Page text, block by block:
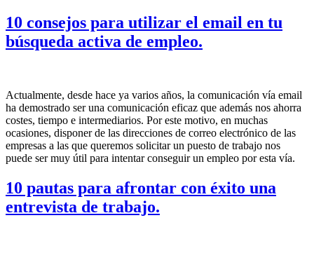
10 consejos para utilizar el email en tu
búsqueda activa de empleo.
Actualmente, desde hace ya varios años, la comunicación vía email
ha demostrado ser una comunicación eficaz que además nos ahorra
costes, tiempo e intermediarios. Por este motivo, en muchas
ocasiones, disponer de las direcciones de correo electrónico de las
empresas a las que queremos solicitar un puesto de trabajo nos
puede ser muy útil para intentar conseguir un empleo por esta vía.
10 pautas para afrontar con éxito una
entrevista de trabajo.